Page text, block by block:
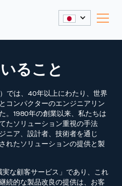
ること
では、40年以上にわたり、世界
コンパクターのエンジニアリン
。1980年の創業以来、私たちは
たソリューション重視の手法
ニア、設計者、技術者を通じ
れたソリューションの提供と製
な顧客サービス」であり、これ
続的な製品改良の提供は、お客